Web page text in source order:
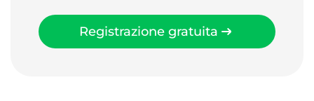
Registrazione gratuita